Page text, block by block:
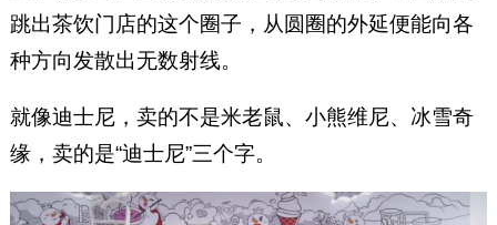
跳出茶饮门店的这个圈子，从圆圈的外延便能向各
种方向发散出无数射线。
就像迪士尼，卖的不是米老鼠、小熊维尼、冰雪奇
缘，卖的是“迪士尼”三个字。